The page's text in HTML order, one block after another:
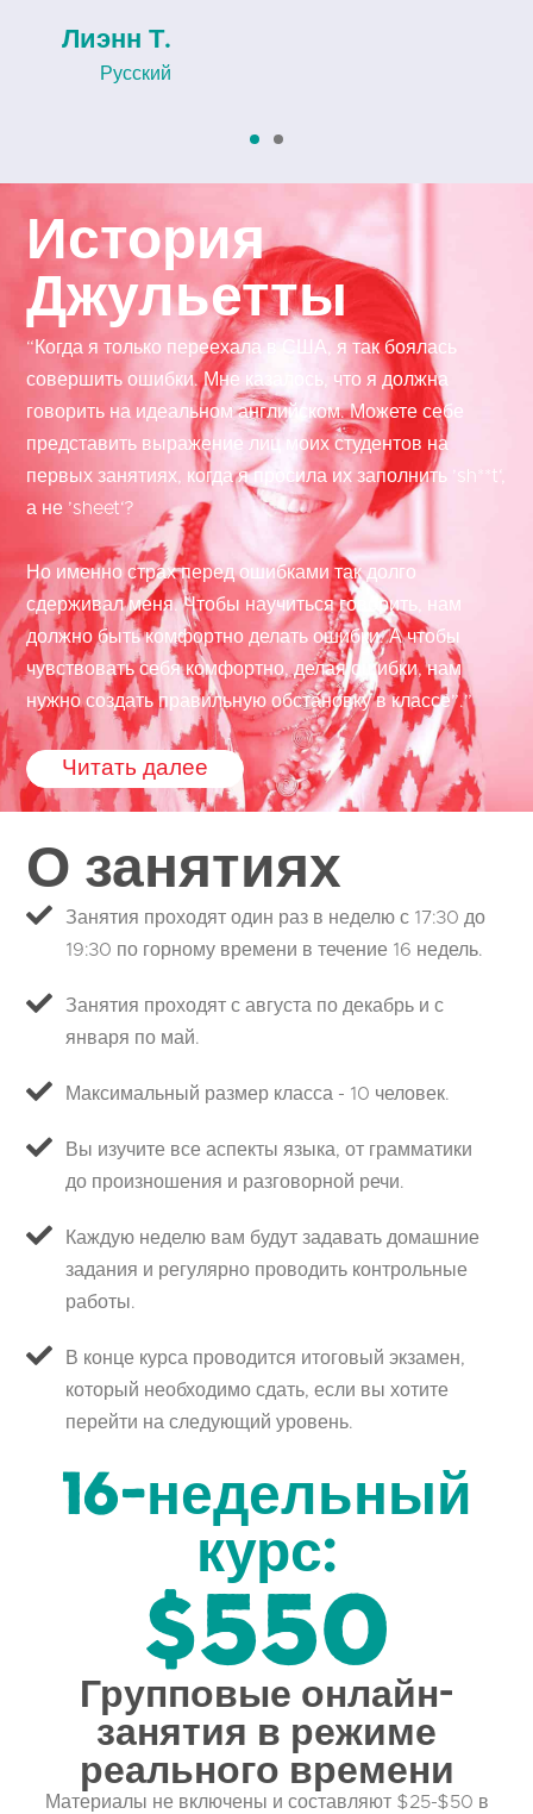
Лиэнн Т.
Русский
История
Джульетты
“Когда я только переехала в США, я так боялась
совершить ошибки. Мне казалось, что я должна
говорить на идеальном английском. Можете себе
представить выражение лиц моих студентов на
первых занятиях, когда я просила их заполнить ’sh**t‘,
а не ’sheet‘?
Но именно страх перед ошибками так долго
сдерживал меня. Чтобы научиться говорить, нам
должно быть комфортно делать ошибки. А чтобы
чувствовать себя комфортно, делая ошибки, нам
нужно создать правильную обстановку в классе”.”
Читать далее
О занятиях
Занятия проходят один раз в неделю с 17:30 до
19:30 по горному времени в течение 16 недель.
Занятия проходят с августа по декабрь и с
января по май.
Максимальный размер класса - 10 человек.
Вы изучите все аспекты языка, от грамматики
до произношения и разговорной речи.
Каждую неделю вам будут задавать домашние
задания и регулярно проводить контрольные
работы.
В конце курса проводится итоговый экзамен,
который необходимо сдать, если вы хотите
перейти на следующий уровень.
16-недельный
курс:
$550
Групповые онлайн-
занятия в режиме
реального времени
Материалы не включены и составляют $25-$50 в